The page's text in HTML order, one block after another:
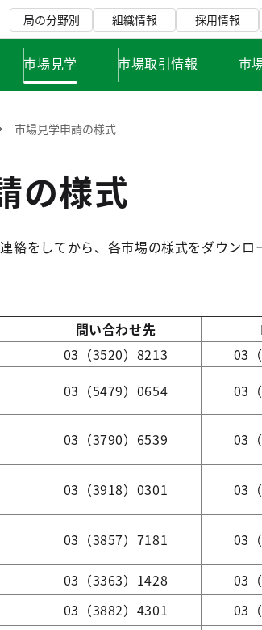
局の分野別 組織情報 採用情報
市場見学 市場取引情報 市
市場見学申請の様式
の様式
絡をしてから、各市場の様式をダウンロ
問い合わせ先
03（3520）8213 03
03（5479）0654 03
03（3790）6539 03
03（3918）0301 03
03（3857）7181 03
03（3363）1428 03
03（3882）4301
03